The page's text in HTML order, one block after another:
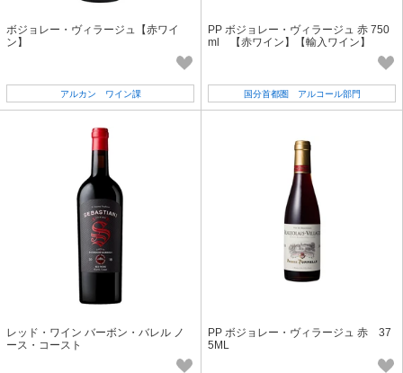
ボジョレー・ヴィラージュ【赤ワイ
ン】
アルカン ワイン課
PP ボジョレー・ヴィラージュ 赤 750
ml 【赤ワイン】【輸入ワイン】
国分首都圏 アルコール部門
レッド・ワイン バーボン・バレル ノ
ース・コースト
PP ボジョレー・ヴィラージュ 赤 37
5ML